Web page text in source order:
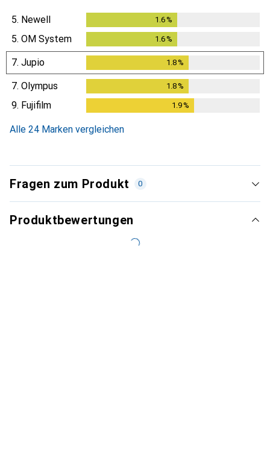
5. Newell 1.6%
5. OM System 1.6%
7. Jupio 1.8%
7. Olympus 1.8%
9. Fujifilm 1.9%
Alle 24 Marken vergleichen
Fragen zum Produkt 0
Produktbewertungen